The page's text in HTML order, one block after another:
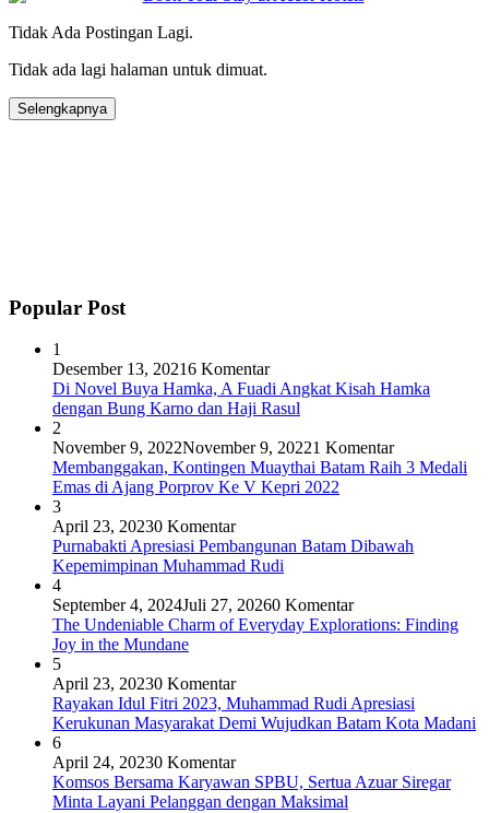
Tidak Ada Postingan Lagi.
Tidak ada lagi halaman untuk dimuat.
Selengkapnya
Popular Post
1
Desember 13, 20216 Komentar
Di Novel Buya Hamka, A Fuadi Angkat Kisah Hamka
dengan Bung Karno dan Haji Rasul
2
November 9, 2022November 9, 20221 Komentar
Membanggakan, Kontingen Muaythai Batam Raih 3 Medali
Emas di Ajang Porprov Ke V Kepri 2022
3
April 23, 20230 Komentar
Purnabakti Apresiasi Pembangunan Batam Dibawah
Kepemimpinan Muhammad Rudi
4
September 4, 2024Juli 27, 20260 Komentar
The Undeniable Charm of Everyday Explorations: Finding
Joy in the Mundane
5
April 23, 20230 Komentar
Rayakan Idul Fitri 2023, Muhammad Rudi Apresiasi
Kerukunan Masyarakat Demi Wujudkan Batam Kota Madani
6
April 24, 20230 Komentar
Komsos Bersama Karyawan SPBU, Sertua Azuar Siregar
Minta Layani Pelanggan dengan Maksimal